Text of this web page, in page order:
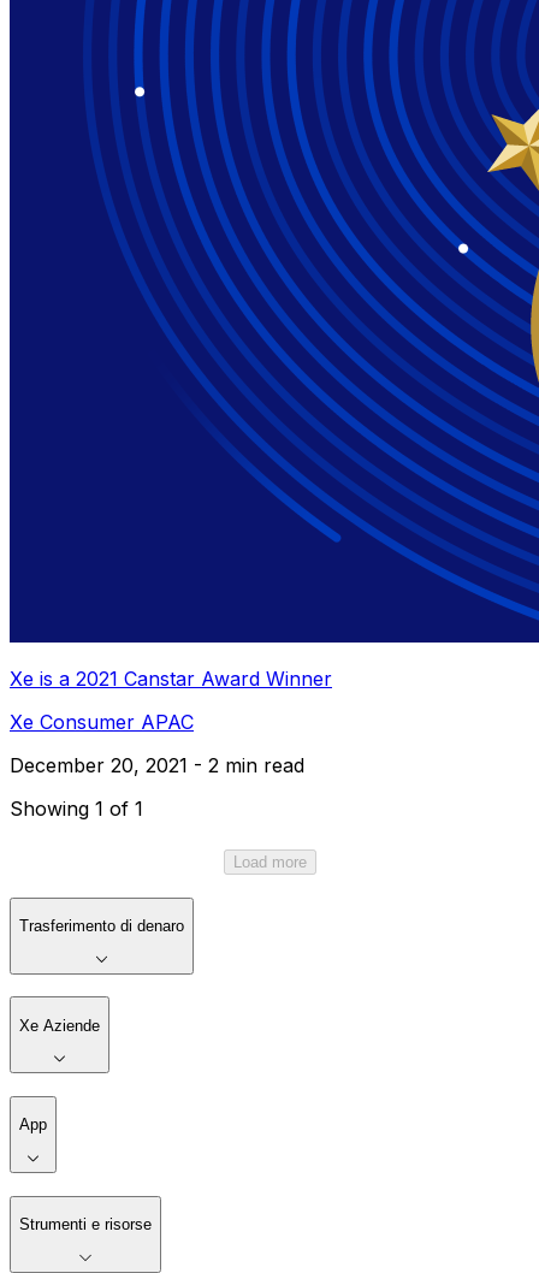
Xe is a 2021 Canstar Award Winner
Xe Consumer APAC
December 20, 2021 - 2 min read
Showing 1 of 1
Load more
Trasferimento di denaro
Xe Aziende
App
Strumenti e risorse